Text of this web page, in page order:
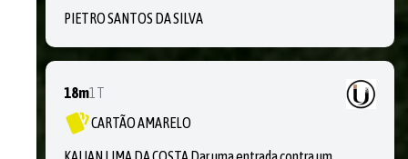
PIETRO SANTOS DA SILVA
18m1T
CARTÃO AMARELO